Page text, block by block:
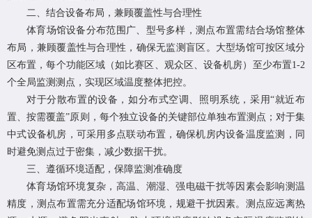
二、结合设备布局，兼顾覆盖性与合理性
体育场馆设备分布范围广、型号多样，测点布置需结合场馆整体
布局，兼顾覆盖性与合理性，确保无监测盲区。大型场馆可按区域分
区布置，每个功能区域（如比赛区、观众区、设备机房）至少布置1-2
个全局监测测点，实现区域温度整体把控。
对于分散布置的设备，如分布式空调、照明系统，采用“就近布
置、按需覆盖”原则，每个独立设备的关键部位单独布置测点；对于集
中式设备机房，可采用多点联动布置，确保机房内设备温度监测，同
时避免测点过于密集，减少数据干扰。
三、遵循环境适配，保障监测准确度
体育场馆环境复杂，高温、潮湿、强电磁干扰等因素会影响测温
精度，测点布置需充分适配场馆环境，规避干扰因素。测点应远离热